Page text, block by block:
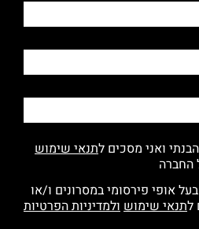
ואני מסכים לתנאי שימוש
החברה
אופי פירסומי במסרונים ו/או
לתנאי שימושולמדיניות הפרטיות